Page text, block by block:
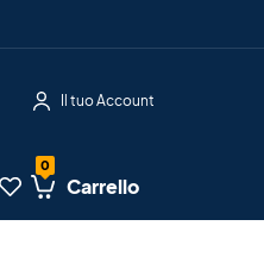
Il tuo Account
Carrello